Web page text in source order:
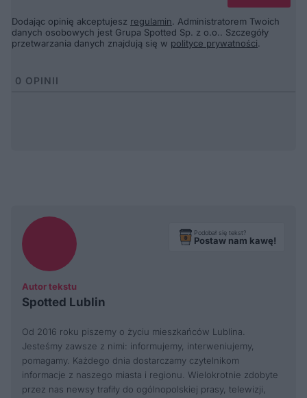
Dodając opinię akceptujesz regulamin. Administratorem Twoich
danych osobowych jest Grupa Spotted Sp. z o.o.. Szczegóły
przetwarzania danych znajdują się w polityce prywatności.
0 OPINII
Autor tekstu
Spotted Lublin
Podobał się tekst?
Postaw nam kawę!
Od 2016 roku piszemy o życiu mieszkańców Lublina.
Jesteśmy zawsze z nimi: informujemy, interweniujemy,
pomagamy. Każdego dnia dostarczamy czytelnikom
informacje z naszego miasta i regionu. Wielokrotnie zdobyte
przez nas newsy trafiły do ogólnopolskiej prasy, telewizji,